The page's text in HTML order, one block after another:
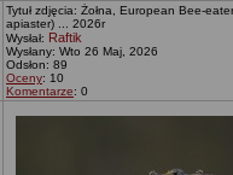
Tytuł zdjęcia: Żołna, European Bee-
apiaster) ... 2026r
Wysłał: Raftik
Wysłany: Wto 26 Maj, 2026
Odsłon: 89
Oceny: 10
Komentarze: 0